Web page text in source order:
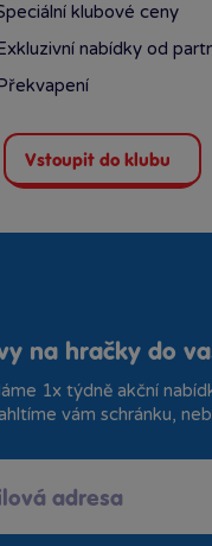
klubové ceny
nabídky od
Vstoupit do klubu
na hračky do
1x týdně akční
vám schránku,